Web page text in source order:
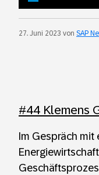
27. Juni 2023 von SAP
#44 Klemens
Im Gespräch mit